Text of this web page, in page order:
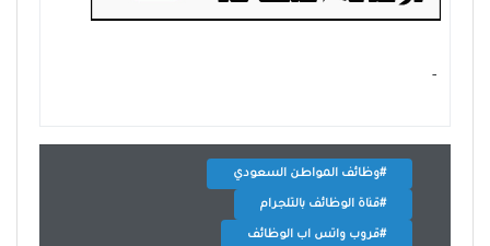
- ‏
#وظائف المواطن السعودي
#قناة الوظائف بالتلجرام
#قروب واتس اب الوظائف